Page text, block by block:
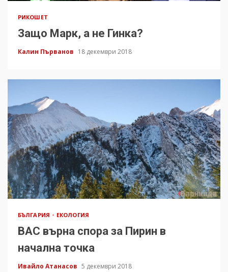
РИКОШЕТ
Защо Марк, а не Гинка?
Калин Първанов 18 декември 2018
БЪЛГАРИЯ ЕКОЛОГИЯ
ВАС върна спора за Пирин в
начална точка
Ивайло Атанасов 5 декември 2018